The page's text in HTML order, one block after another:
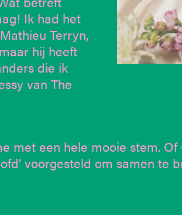
Ik had het
Terryn,
hij heeft
die ik
van The
met een hele mooie stem.
voorgesteld om samen